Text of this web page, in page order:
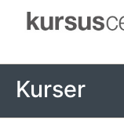
Kurser